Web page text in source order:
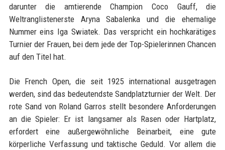
darunter die amtierende Champion Coco Gauff, die
Weltranglistenerste Aryna Sabalenka und die ehemalige
Nummer eins Iga Swiatek. Das verspricht ein hochkarätiges
Turnier der Frauen, bei dem jede der Top-Spielerinnen Chancen
auf den Titel hat.
Die French Open, die seit 1925 international ausgetragen
werden, sind das bedeutendste Sandplatzturnier der Welt. Der
rote Sand von Roland Garros stellt besondere Anforderungen
an die Spieler: Er ist langsamer als Rasen oder Hartplatz,
erfordert eine außergewöhnliche Beinarbeit, eine gute
körperliche Verfassung und taktische Geduld. Vor allem die